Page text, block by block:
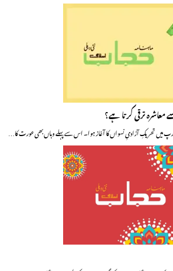
ترقی کر تا ہے؟
تحریکِ آزادیِ نسواں کا آغاز ہوا۔ اس سے پہلے وہاں بھی عورت کا…